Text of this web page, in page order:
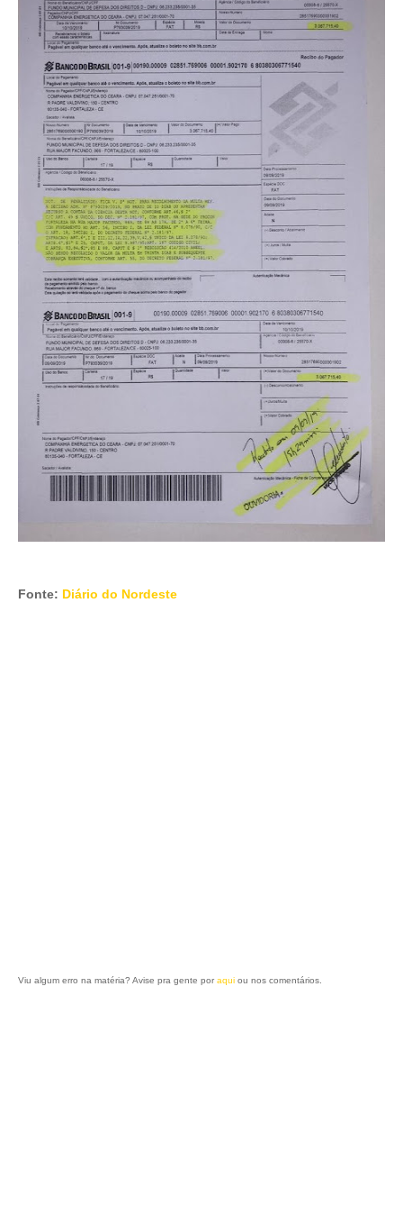
Fonte: Diário do Nordeste
Viu algum erro na matéria? Avise pra gente por aqui ou nos comentários.